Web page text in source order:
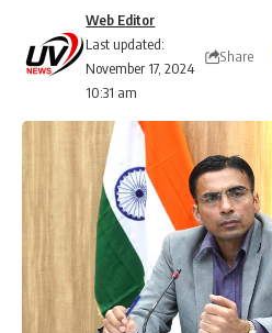
Last updated:
November 17, 2024
10:31 am
Web Editor
Share